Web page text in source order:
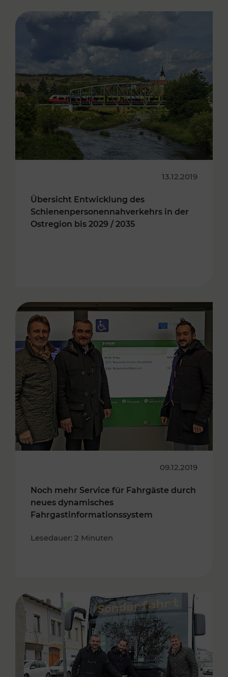
13.12.2019
Übersicht Entwicklung des
Schienenpersonennahverkehrs in der
Ostregion bis 2029 / 2035
09.12.2019
Noch mehr Service für Fahrgäste durch
neues dynamisches
Fahrgastinformationssystem
Lesedauer: 2 Minuten